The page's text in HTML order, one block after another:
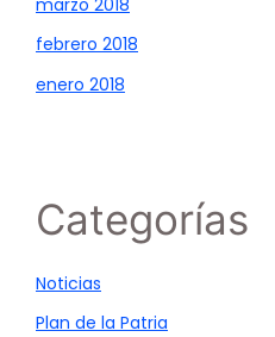
febrero 2018
enero 2018
Categorías
Noticias
Plan de la Patria